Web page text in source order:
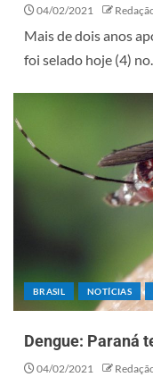
04/02/2021
Mais de dois anos
foi selado hoje (4)
BRASIL NOTÍCIAS
Dengue: Paraná
04/02/2021